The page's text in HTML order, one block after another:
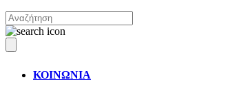
ΚΟΙΝΩΝΙΑ